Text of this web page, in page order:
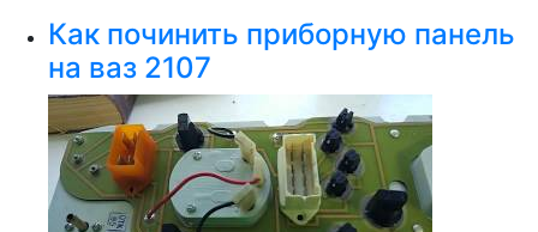
Как починить приборную панель
на ваз 2107